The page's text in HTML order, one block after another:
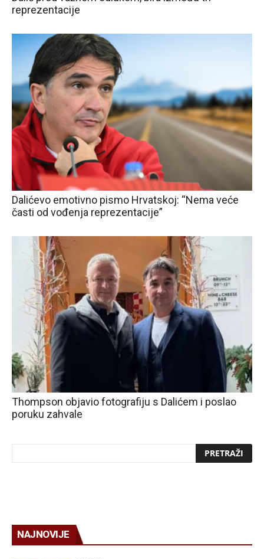
reprezentacije
Dalićevo emotivno pismo Hrvatskoj: “Nema veće
časti od vođenja reprezentacije”
Thompson objavio fotografiju s Dalićem i poslao
poruku zahvale
NAJNOVIJE